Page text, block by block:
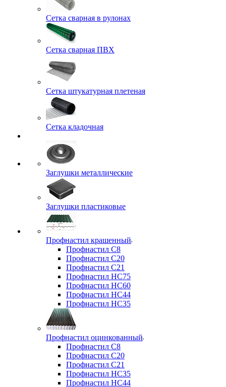
Сетка сварная в рулонах
Сетка сварная ПВХ
Сетка штукатурная плетеная
Сетка кладочная
Заглушки металлические
Заглушки пластиковые
Профнастил крашенный
Профнастил С8
Профнастил С20
Профнастил С21
Профнастил НС75
Профнастил НС60
Профнастил НС44
Профнастил НС35
Профнастил оцинкованный
Профнастил С8
Профнастил С20
Профнастил С21
Профнастил НС35
Профнастил НС44